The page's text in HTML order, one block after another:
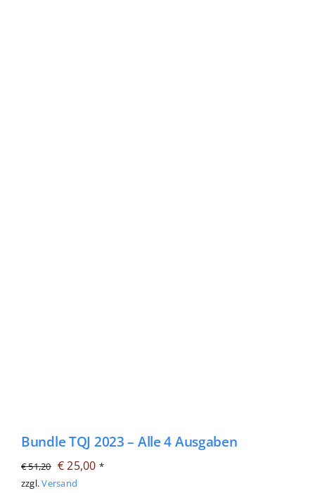
Bundle TQJ 2023 – Alle 4 Ausgaben
€51,20 Ursprünglicher
Preis
€25,00Aktueller
*
zzgl.Versand